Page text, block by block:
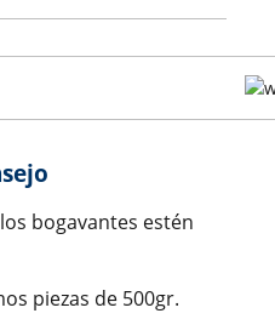
bogavantes estén
piezas de 500gr.